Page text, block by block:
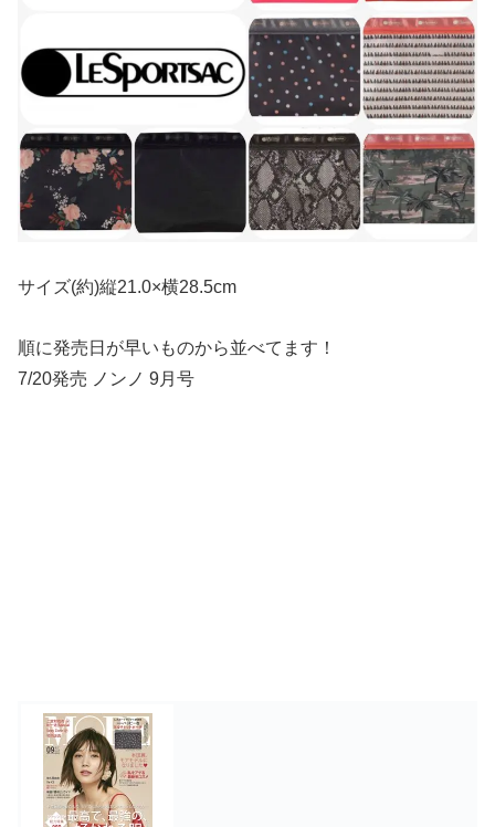
サイズ(約)縦21.0×横28.5cm
順に発売日が早いものから並べてます！
7/20発売 ノンノ 9月号